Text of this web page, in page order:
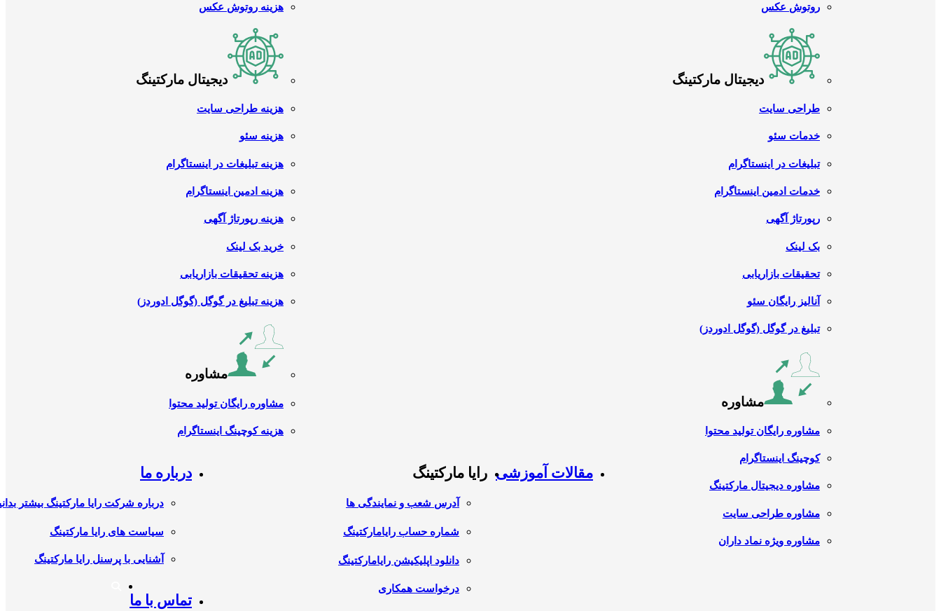
روتوش عکس
دیجیتال مارکتینگ
طراحی سایت
خدمات سئو
تبلیغات در اینستاگرام
خدمات ادمین اینستاگرام
رپورتاژ آگهی
بک لینک
تحقیقات بازاریابی
آنالیز رایگان سئو
تبلیغ در گوگل (گوگل ادوردز)
مشاوره
مشاوره رایگان تولید محتوا
کوچینگ اینستاگرام
مشاوره دیجیتال مارکتینگ
مشاوره طراحی سایت
مشاوره ویژه نماد داران
هزینه روتوش عکس
دیجیتال مارکتینگ
هزینه طراحی سایت
هزینه سئو
هزینه تبلیغات در اینستاگرام
هزینه ادمین اینستاگرام
هزینه رپورتاژ آگهی
خرید بک لینک
هزینه تحقیقات بازاریابی
هزینه تبلیغ در گوگل (گوگل ادوردز)
مشاوره
مشاوره رایگان تولید محتوا
هزینه کوچینگ اینستاگرام
مقالات آموزشی رایا مارکتینگ
آدرس شعب و نمایندگی ها
شماره حساب رایامارکتینگ
دانلود اپلیکیشن رایامارکتینگ
درخواست همکاری
درباره ما
درباره شرکت رایا مارکتینگ بیشتر
سیاست های رایا مارکتینگ
آشنایی با پرسنل رایا مارکتینگ
تماس با ما